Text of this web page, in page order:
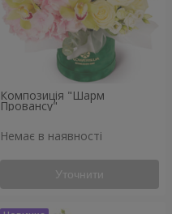
Композиція "Шарм
Провансу"
Немає в наявності
Уточнити